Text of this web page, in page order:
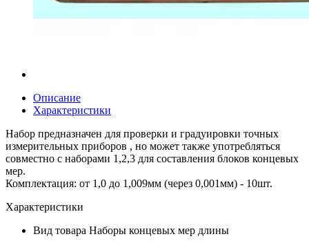
Описание
Характеристики
Набор предназначен для проверки и градуировки точных
измерительных приборов , но может также употребляться
совместно с наборами 1,2,3 для составления блоков концевых
мер.
Комплектация: от 1,0 до 1,009мм (через 0,001мм) - 10шт.
Характеристики
Вид товара Наборы концевых мер длины